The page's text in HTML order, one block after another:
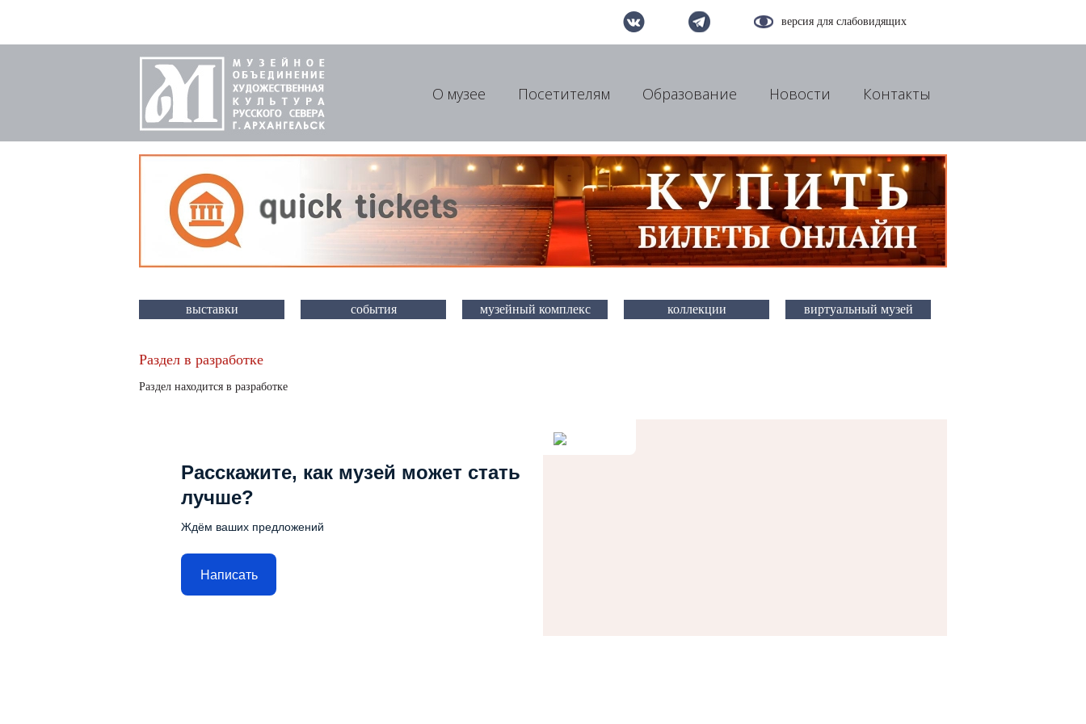
версия для слабовидящих
О музее Посетителям Образование Новости Контакты
выставки события музейный комплекс коллекции виртуальный музей
Раздел в разработке
Раздел находится в разработке
Расскажите, как музей может стать
лучше?
Ждём ваших предложений
Написать